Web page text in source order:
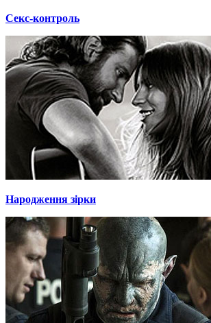
Секс-контроль
Народження зірки